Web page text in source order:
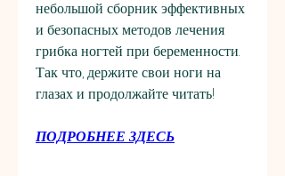
небольшой сборник эффективных
и безопасных методов лечения
грибка ногтей при беременности.
Так что, держите свои ноги на
глазах и продолжайте читать!
ПОДРОБНЕЕ ЗДЕСЬ